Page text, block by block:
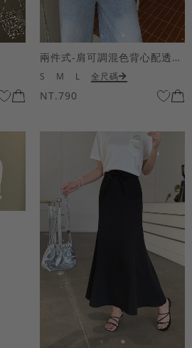
兩件式-肩可調混色背心配透膚短袖上衣
S M L 全尺碼
NT.790